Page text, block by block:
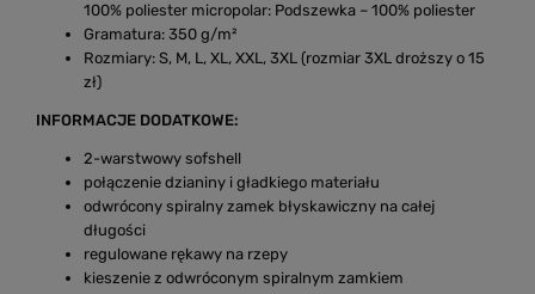
100% poliester micropolar: Podszewka – 100% poliester
Gramatura: 350 g/m²
Rozmiary: S, M, L, XL, XXL, 3XL (rozmiar 3XL droższy o 15
zł)
INFORMACJE DODATKOWE:
2-warstwowy sofshell
połączenie dzianiny i gładkiego materiału
odwrócony spiralny zamek błyskawiczny na całej
długości
regulowane rękawy na rzepy
kieszenie z odwróconym spiralnym zamkiem